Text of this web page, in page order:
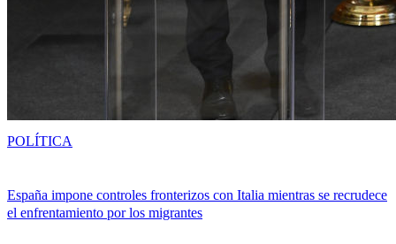
España impone controles fronterizos con Italia mientras se recrudece
el enfrentamiento por los migrantes
POLÍTICA